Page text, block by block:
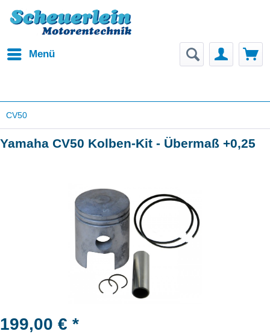
Menü
CV50
Yamaha CV50 Kolben-Kit - Übermaß +0,25
199,00 € *